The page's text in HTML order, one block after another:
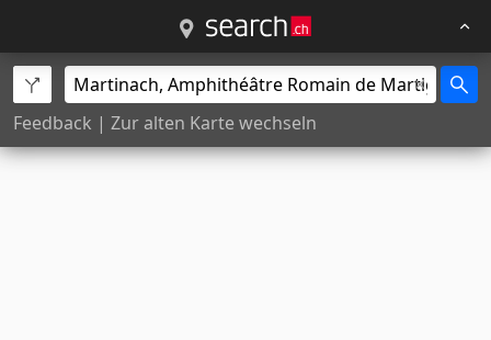
Feedback | Zur alten Karte wechseln